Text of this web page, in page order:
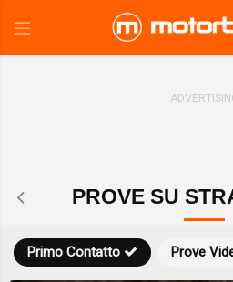
PROVE SU
Prove
Primo Contatto